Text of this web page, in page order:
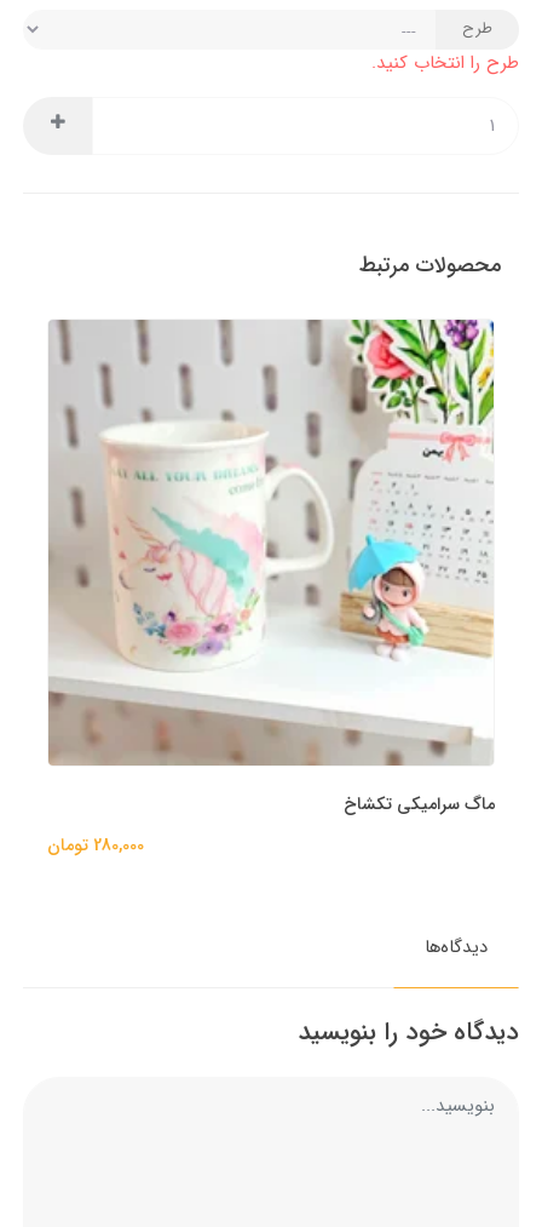
طرح
طرح را انتخاب کنید.
محصولات مرتبط
ماگ سرامیکی تکشاخ
280,000 تومان
دیدگاه‌ها
دیدگاه خود را بنویسید